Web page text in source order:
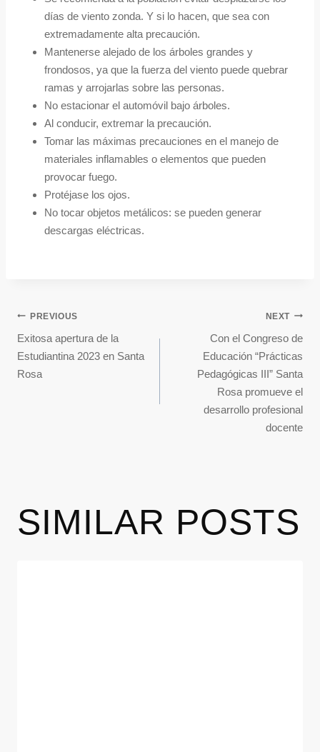
días de viento zonda. Y si lo hacen, que sea con
extremadamente alta precaución.
Mantenerse alejado de los árboles grandes y
frondosos, ya que la fuerza del viento puede quebrar
ramas y arrojarlas sobre las personas.
No estacionar el automóvil bajo árboles.
Al conducir, extremar la precaución.
Tomar las máximas precauciones en el manejo de
materiales inflamables o elementos que pueden
provocar fuego.
Protéjase los ojos.
No tocar objetos metálicos: se pueden generar
descargas eléctricas.
PREVIOUS
Exitosa apertura de la
Estudiantina 2023 en Santa
Rosa
NEXT
Con el Congreso de
Educación “Prácticas
Pedagógicas III” Santa
Rosa promueve el
desarrollo profesional
docente
SIMILAR POSTS